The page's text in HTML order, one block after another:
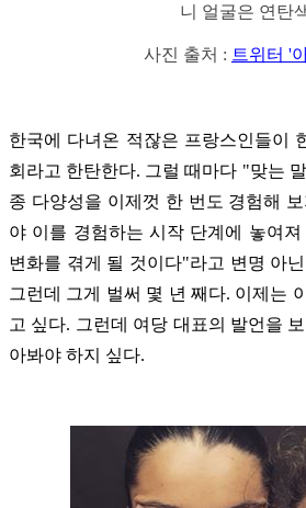
니 얼굴은 연탄
사진 출처 : 트위터 '
한국에 다녀온 적잖은 프랑스인들이
회라고 한탄한다. 그럴 때마다 "맞는
종 다양성을 이제껏 한 번도 경험해
야 이를 경험하는 시작 단계에 놓여
변화를 겪게 될 것이다"라고 변명 아
그런데 그게 벌써 몇 년 째다. 이제는
고 싶다. 그런데 여당 대표의 발언을
아봐야 하지 싶다.